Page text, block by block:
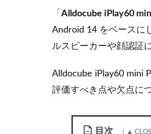
「 Alldocube iPlay60
Android 14 をベースに
ルスピーカーや顔認証
Alldocube iPlay60 mini
評価すべき点や欠点に
目次